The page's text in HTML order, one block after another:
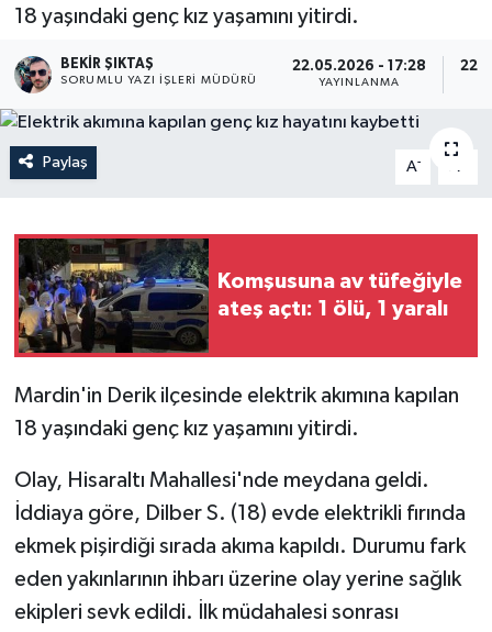
18 yaşındaki genç kız yaşamını yitirdi.
BEKIR ŞIKTAŞ
SORUMLU YAZI İŞLERI MÜDÜRÜ
22.05.2026 - 17:28
YAYINLANMA
Paylaş A- A
Komşusuna av tüfeğiyle
ateş açtı: 1 ölü, 1 yaralı
Mardin'in Derik ilçesinde elektrik akımına kapılan
18 yaşındaki genç kız yaşamını yitirdi.
Olay, Hisaraltı Mahallesi'nde meydana geldi.
İddiaya göre, Dilber S. (18) evde elektrikli fırında
ekmek pişirdiği sırada akıma kapıldı. Durumu fark
eden yakınlarının ihbarı üzerine olay yerine sağlık
ekipleri sevk edildi. İlk müdahalesi sonrası